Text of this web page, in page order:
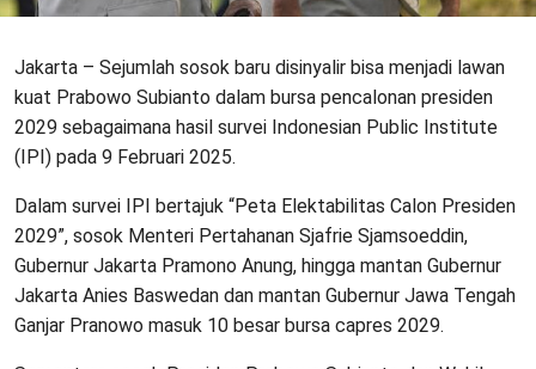
Jakarta – Sejumlah sosok baru disinyalir bisa menjadi lawan
kuat Prabowo Subianto dalam bursa pencalonan presiden
2029 sebagaimana hasil survei Indonesian Public Institute
(IPI) pada 9 Februari 2025.
Dalam survei IPI bertajuk “Peta Elektabilitas Calon Presiden
2029”, sosok Menteri Pertahanan Sjafrie Sjamsoeddin,
Gubernur Jakarta Pramono Anung, hingga mantan Gubernur
Jakarta Anies Baswedan dan mantan Gubernur Jawa Tengah
Ganjar Pranowo masuk 10 besar bursa capres 2029.